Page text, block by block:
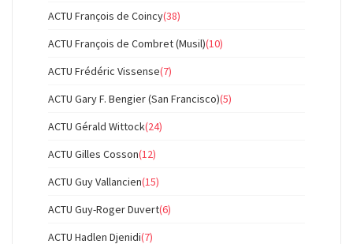
ACTU François de Coincy(38)
ACTU François de Combret (Musil)(10)
ACTU Frédéric Vissense(7)
ACTU Gary F. Bengier (San Francisco)(5)
ACTU Gérald Wittock(24)
ACTU Gilles Cosson(12)
ACTU Guy Vallancien(15)
ACTU Guy-Roger Duvert(6)
ACTU Hadlen Djenidi(7)